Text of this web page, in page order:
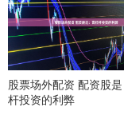
股票场外配资 配资股
杆投资的利弊